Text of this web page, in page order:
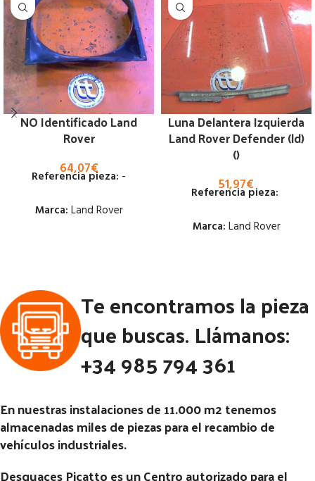
NO Identificado Land
Rover
64,07€
Referencia pieza: -
Marca: Land Rover
Notas:47 CM DE DIAMETRO
45 CM DE ALTO 49 CM DE
ANCHO
Código Pieza:96675
Luna Delantera Izquierda
Land Rover Defender (ld)
()
51,97€
Referencia pieza:
Marca: Land Rover
Ubicación:
Notas:
Código Pieza:80728
Te encontramos la pieza
que buscas. Llámanos:
+34 985 794 361
En nuestras instalaciones de 11.000 m2 tenemos
almacenadas miles de piezas para el recambio de
vehículos industriales.
Desguaces Picatto es un Centro autorizado para el